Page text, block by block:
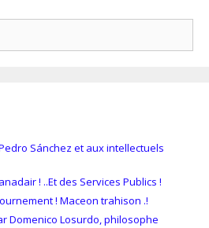
Sánchez et aux intellectuels
! ..Et des Services Publics !
! Maceon trahison .!
Domenico Losurdo, philosophe